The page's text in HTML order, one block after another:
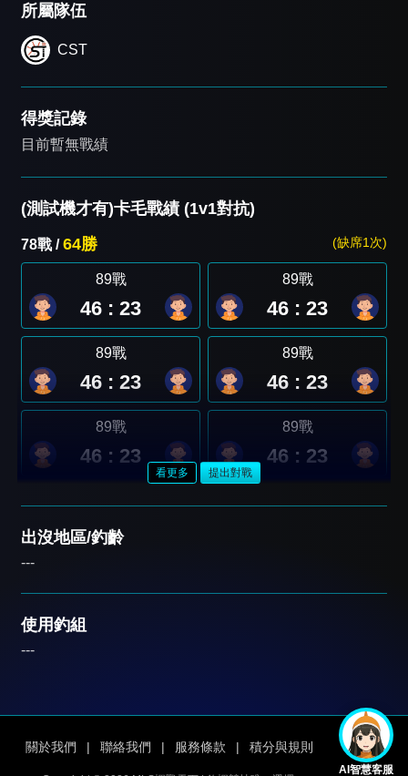
所屬隊伍
CST
得獎記錄
目前暫無戰績
(測試機才有)卡毛戰績 (1v1對抗)
78戰 /64勝 (缺席1次)
89戰
46 : 23
89戰
46 : 23
89戰
46 : 23
89戰
46 : 23
89戰
46 : 23
89戰
46 : 23
看更多 提出對戰
出沒地區/釣齡
---
使用釣組
---
AI智慧客服
關於我們 | 聯絡我們 | 服務條款 | 積分與規則